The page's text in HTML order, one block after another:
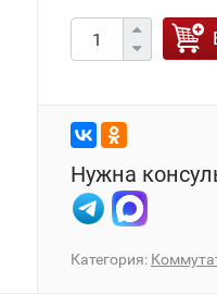
Нужна
Категория: